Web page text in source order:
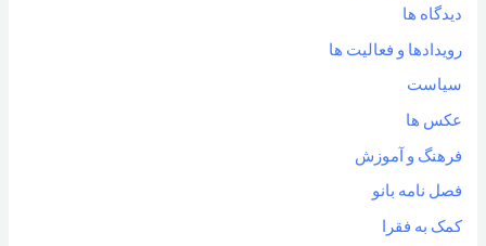
دیدگاه ها
رویدادها و فعالیت ها
سیاست
عکس ها
فرهنگ و آموزش
فصل نامه بانو
کمک به فقرا